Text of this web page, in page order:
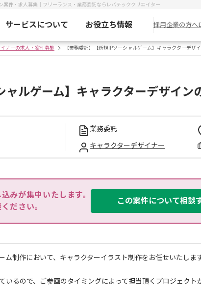
案件・求人募集｜フリーランス・業務委託ならレバテッククリエイター
サービスについて お役立ち情報 採用企業の方へ
ナーの求人・案件募集 【業務委託】【新規IPソーシャルゲーム】キャラクターデザ
ャルゲーム】キャラクターデザイン
業務委託
キャラクターデザイナー
みが集中いたします。
ださい。
この案件について相談
ム制作において、キャラクターイラスト制作をお任せいたします
いるので、ご参画のタイミングによって担当頂くプロジェクト